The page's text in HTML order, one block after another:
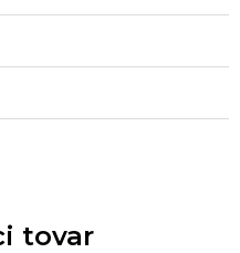
tovar